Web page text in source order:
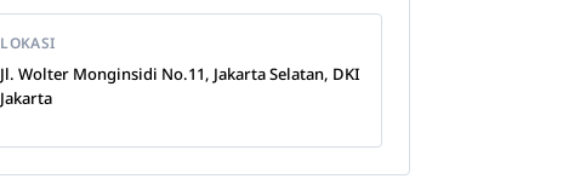
LOKASI
Jl. Wolter Monginsidi No.11, Jakarta Selatan, DKI
Jakarta